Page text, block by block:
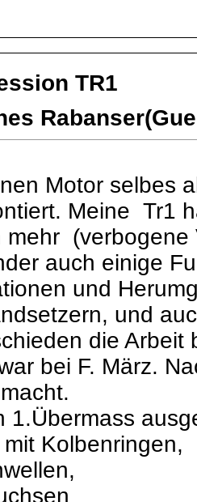
TR1
Motor selbes
Meine Tr1
mehr
auch einige
und
und
die
bei F. März.
1.Übermass
Kolbenringen,